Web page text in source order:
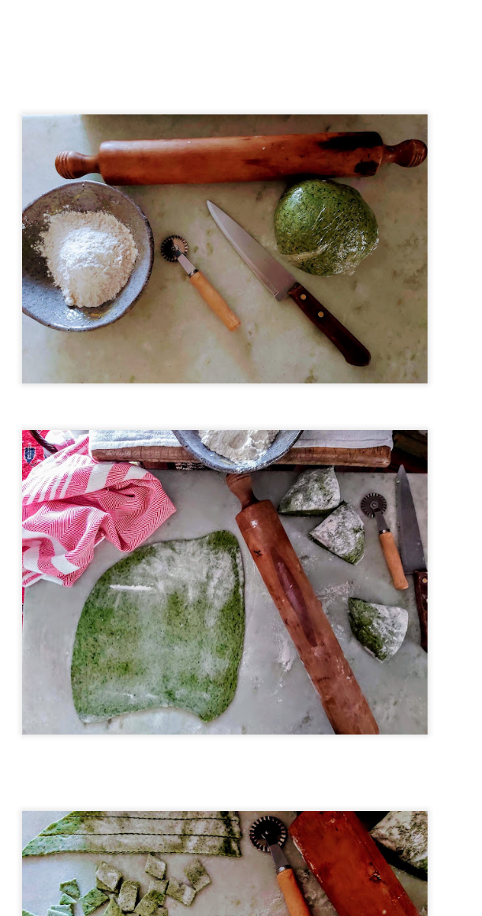
bem distante do chocolate/café do tiramissu. Pensei em fazer um bolo de frutas,
congeladas e pronto! Estava decidido! O resultado agradou muito! Olha só como eu fiz:
INGREDIENTES
4 ovos
1 copo de iogurte natural (ou 1 xícara de leite integral com o suco de meio limão)*
2/3 de xícara de óleo de girassol (ou coco)
2 xícaras de açúcar peneirado
2 1/2 xícaras de farinha de trigo peneirada
2 colheres de sopa de extrato de baunilha
Em uma vasilha coloque os ovos, o iogurte, o açúcar, o óleo e a baunilha e misture tudo com
incorporado. Acrescente a farinha aos poucos, mexendo tudo a cada adição, apenas até
a mistura, fara que a ação mecânica não faça o glúten se desenvolver). Por fim, junte o
vez, delicadamente. Colocar em 2 formas redondas, de fundo falso, de 20 cm dediâmetro,
levar ao forno (180º) pré aquecido até fazer o teste do palito (espetar o palito no meio do
Vale lembrar que não devemos abrir o forno antes de 20 minutos (de bolo no de forno),
cozido a ponto de não desestruturar e solar.
2)CALDA
Coloque 1 xícara de água em uma panela, acrescente 2 colheres bem cheias de uma boa
ferver. Dissolvida bem a geleia, está pronta.
3)COBERTURA
BUTTERCREAM DE AMORA
INGREDIENTES
12 colheres de sopa de açúcar
MODO DE FAZER
Aqueça as claras com o açúcar em uma panela em banho-maria, mexendo sempre com um
sinta mais nenhum grãozinho de açúcar. Nesta hora, retire do fogo e bata em velocidade alta
Ainda na batedeira, vá acrescentando a manteiga em pedaços. Após colocar toda a
minutos. Acrescente o purê de amora e siga batendo até estar cremoso. Reserve na geladeira.
4)RECHEIO